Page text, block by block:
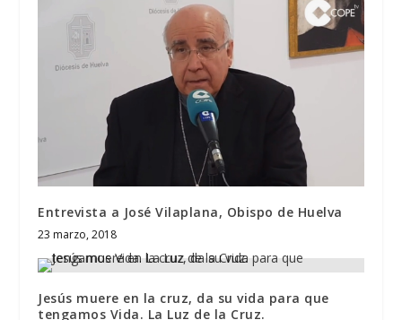
Entrevista a José Vilaplana, Obispo de Huelva
23 marzo, 2018
Jesús muere en la cruz, da su vida para que
tengamos Vida. La Luz de la Cruz.